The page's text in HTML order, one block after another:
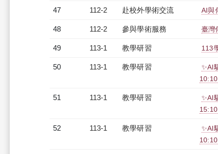
47 112-2 赴校外學術交流 AI與
48 112-2 參與學術服務 臺灣
49 113-1 教學研習 113
50 113-1 教學研習
✨AI
51 113-1 教學研習
✨AI
52 113-1 教學研習
✨AI